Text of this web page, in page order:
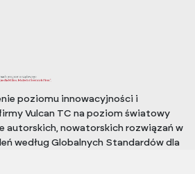
poziomu innowacyjności i
Vulcan TC na poziom światowy
autorskich, nowatorskich rozwiązań w
według Globalnych Standardów dla